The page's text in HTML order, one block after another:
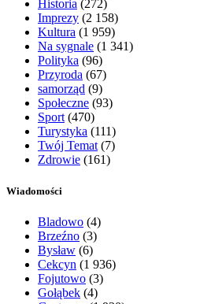
Historia (272)
Imprezy (2 158)
Kultura (1 959)
Na sygnale (1 341)
Polityka (96)
Przyroda (67)
samorząd (9)
Społeczne (93)
Sport(470)
Turystyka (111)
Twój Temat(7)
Zdrowie (161)
Wiadomości
Bladowo (4)
Brzeźno (3)
Bysław (6)
Cekcyn (1 936)
Fojutowo (3)
Gołąbek (4)